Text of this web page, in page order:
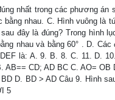
nhất trong các phương án
nhau. C. Hình vuông là
đây là đúng? Trong hình
nhau và bằng 60° . D.
là: A. 9. B. 8. C. 11. D.
CD; AD BC C. AO= OB
D. BD > AD Câu 9. Hình
5